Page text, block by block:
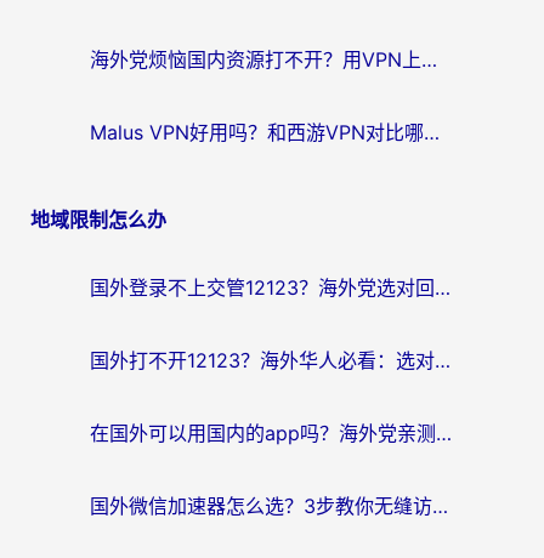
海外党烦恼国内资源打不开？用VPN上海节点+这几点，轻松搞定回国加速！
Malus VPN好用吗？和西游VPN对比哪个回国效果更好？海外党亲测后的真实选择
地域限制怎么办
国外登录不上交管12123？海外党选对回国加速器，无缝访问国内资源不发愁
国外打不开12123？海外华人必看：选对回国加速器，无缝访问国内资源
在国外可以用国内的app吗？海外党亲测有效的回国加速方案
国外微信加速器怎么选？3步教你无缝访问国内资源（附避坑指南）